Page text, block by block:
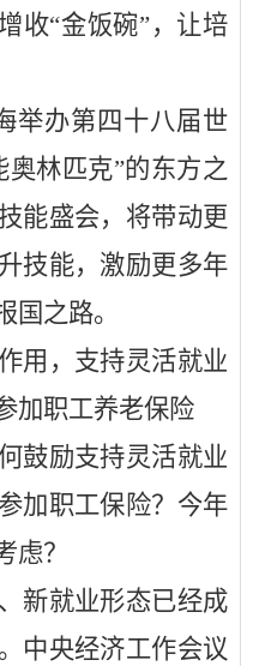
收“金饭碗”，让培
举办第四十八届世
林匹克”的东方之
能盛会，将带动更
技能，激励更多年
国之路。
用，支持灵活就业
加职工养老保险
鼓励支持灵活就业
加职工保险？今年
虑？
就业形态已经成
中央经济工作会议